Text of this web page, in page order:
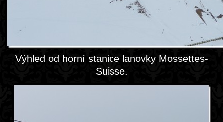
Výhled od horní stanice lanovky Mossettes-
Suisse.